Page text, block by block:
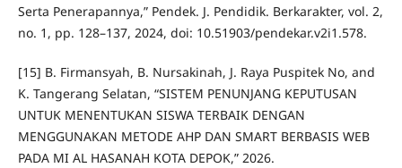
Serta Penerapannya,” Pendek. J. Pendidik. Berkarakter, vol. 2,
no. 1, pp. 128–137, 2024, doi: 10.51903/pendekar.v2i1.578.
[15] B. Firmansyah, B. Nursakinah, J. Raya Puspitek No, and
K. Tangerang Selatan, “SISTEM PENUNJANG KEPUTUSAN
UNTUK MENENTUKAN SISWA TERBAIK DENGAN
MENGGUNAKAN METODE AHP DAN SMART BERBASIS WEB
PADA MI AL HASANAH KOTA DEPOK,” 2026.